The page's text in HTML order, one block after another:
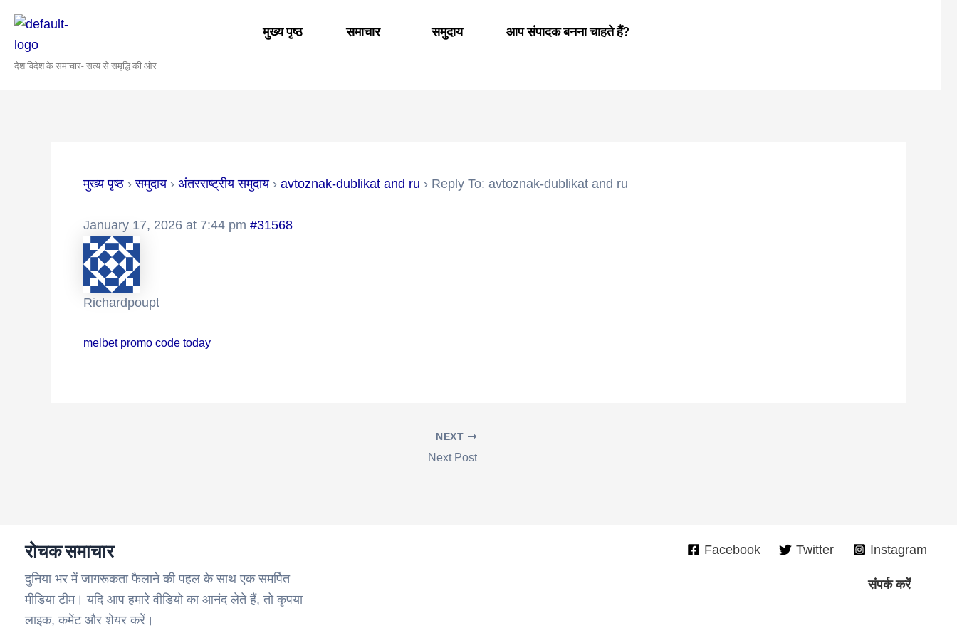
content
देश विदेश के समाचार- सत्य से समृद्धि की ओर
मुख्य पृष्ठ समाचार समुदाय आप संपादक बनना चाहते हैं?
मुख्य पृष्ठ › समुदाय › अंतरराष्ट्रीय समुदाय › avtoznak-dublikat and ru › Reply To: avtoznak-dublikat and ru
January 17, 2026 at 7:44 pm #31568
Richardpoupt
melbet promo code today
navigation
NEXT
Next Post
रोचक समाचार
दुनिया भर में जागरूकता फैलाने की पहल के साथ एक समर्पित
मीडिया टीम। यदि आप हमारे वीडियो का आनंद लेते हैं, तो कृपया
लाइक, कमेंट और शेयर करें।
Facebook Twitter Instagram
संपर्क करें